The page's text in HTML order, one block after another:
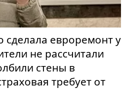
евроремонт у
не рассчитали
стены в
требует от